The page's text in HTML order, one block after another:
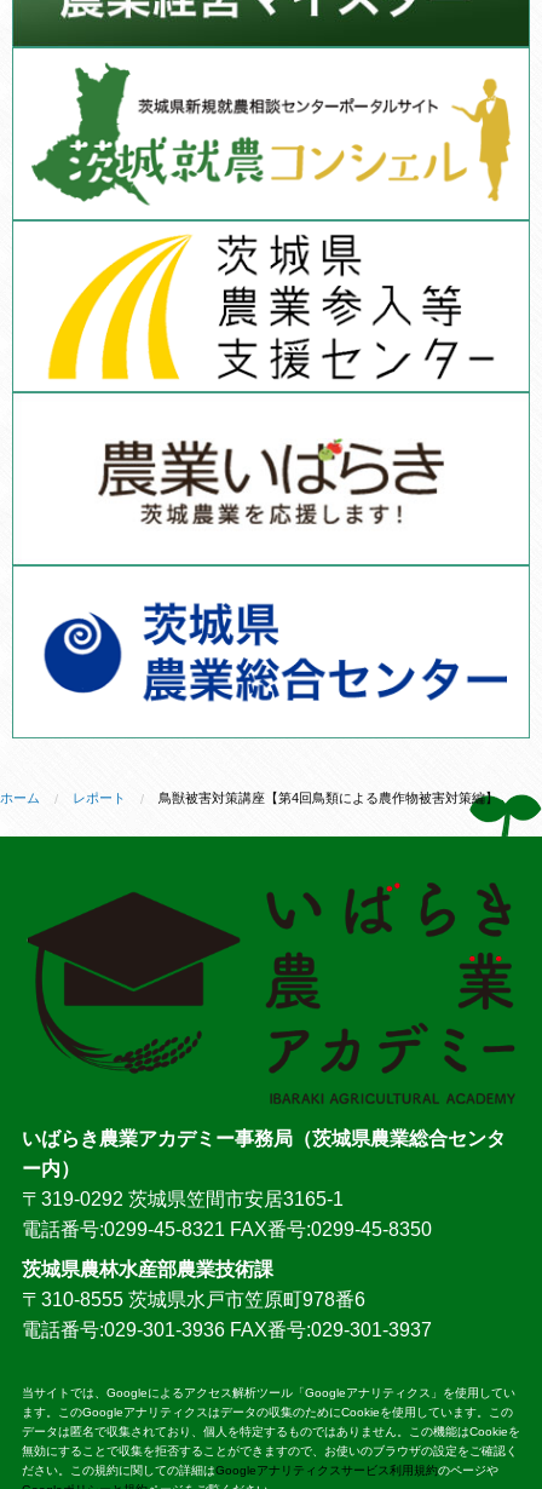
ホーム レポート 鳥獣被害対策講座【第4回鳥類による農作物被害対策編】
いばらき農業アカデミー事務局（茨城県農業総合センタ
ー内）
〒319-0292 茨城県笠間市安居3165-1
電話番号:0299-45-8321 FAX番号:0299-45-8350
茨城県農林水産部農業技術課
〒310-8555 茨城県水戸市笠原町978番6
電話番号:029-301-3936 FAX番号:029-301-3937
当サイトでは、Googleによるアクセス解析ツール「Googleアナリティクス」を使用してい
ます。このGoogleアナリティクスはデータの収集のためにCookieを使用しています。この
データは匿名で収集されており、個人を特定するものではありません。この機能はCookieを
無効にすることで収集を拒否することができますので、お使いのブラウザの設定をご確認く
ださい。この規約に関しての詳細はGoogleアナリティクスサービス利用規約のページや